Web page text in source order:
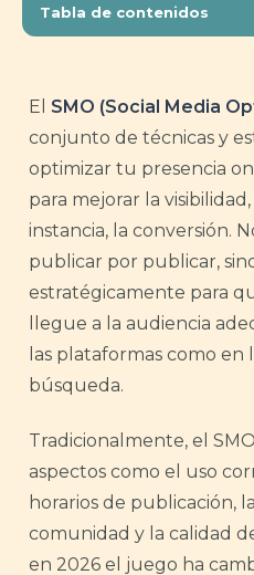
Tabla de contenidos
El SMO (Social Media
conjunto de técnicas y
optimizar tu presencia
para mejorar la
instancia, la conversión.
publicar por publicar,
estratégicamente para
llegue a la audiencia
las plataformas como en
búsqueda.
Tradicionalmente, el
aspectos como el uso
horarios de publicación,
comunidad y la calidad
en 2026 el juego ha